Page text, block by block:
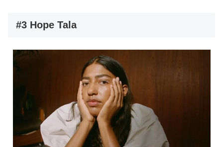
#3 Hope Tala